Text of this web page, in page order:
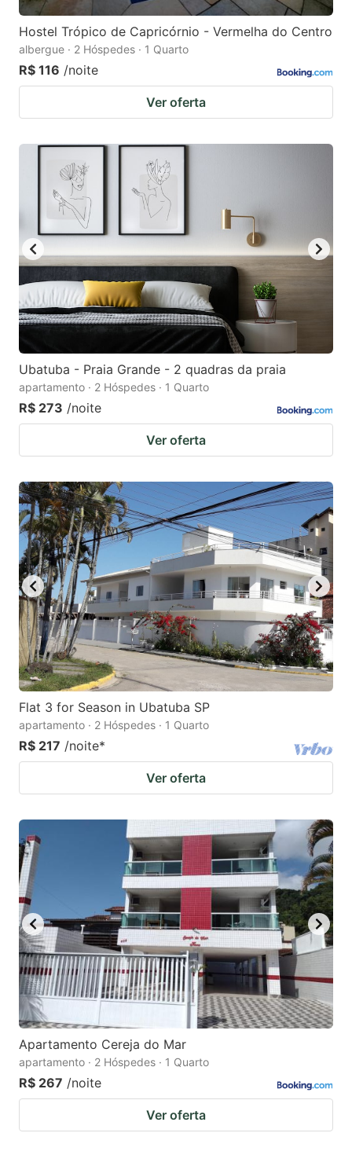
Hostel Trópico de Capricórnio - Vermelha do Centro
albergue · 2 Hóspedes · 1 Quarto
R$ 116 /noite
Ver oferta
Ubatuba - Praia Grande - 2 quadras da praia
apartamento · 2 Hóspedes · 1 Quarto
R$ 273 /noite
Ver oferta
Flat 3 for Season in Ubatuba SP
apartamento · 2 Hóspedes · 1 Quarto
R$ 217 /noite*
Ver oferta
Apartamento Cereja do Mar
apartamento · 2 Hóspedes · 1 Quarto
R$ 267 /noite
Ver oferta